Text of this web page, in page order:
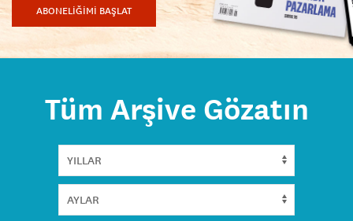
ABONELİĞİMİ BAŞLAT
Tüm Arşive Gözatın